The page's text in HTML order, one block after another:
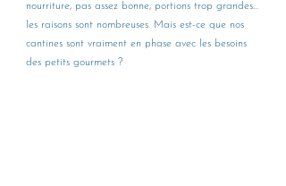
nourriture, pas assez bonne, portions trop grandes…
les raisons sont nombreuses. Mais est-ce que nos
cantines sont vraiment en phase avec les besoins
des petits gourmets ?